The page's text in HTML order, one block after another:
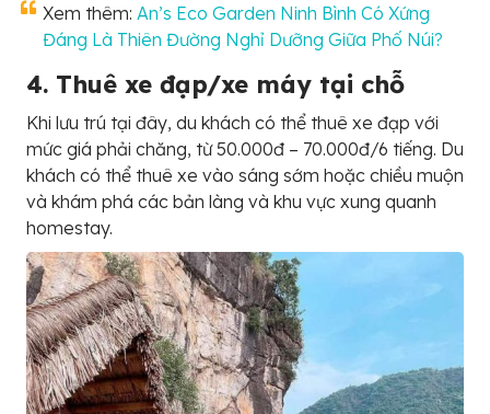
Xem thêm: An’s Eco Garden Ninh Bình Có Xứng
Đáng Là Thiên Đường Nghỉ Dưỡng Giữa Phố Núi?
4. Thuê xe đạp/xe máy tại chỗ
Khi lưu trú tại đây, du khách có thể thuê xe đạp với
mức giá phải chăng, từ 50.000đ – 70.000đ/6 tiếng. Du
khách có thể thuê xe vào sáng sớm hoặc chiều muộn
và khám phá các bản làng và khu vực xung quanh
homestay.